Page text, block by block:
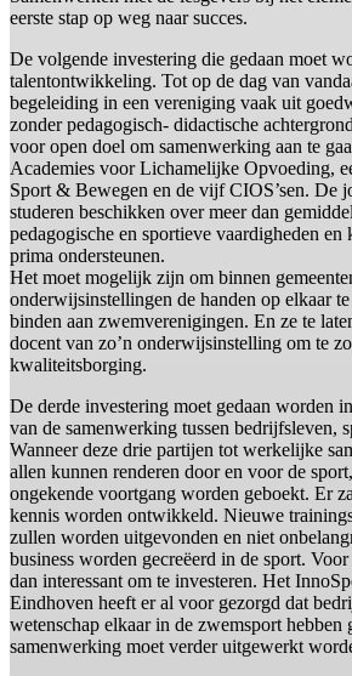
eerste stap op weg naar succes.
De volgende investering die gedaan moet
talentontwikkeling. Tot op de dag van
begeleiding in een vereniging vaak uit
zonder pedagogisch- didactische
voor open doel om samenwerking aan te
Academies voor Lichamelijke Opvoeding,
Sport & Bewegen en de vijf CIOS’sen. De
studeren beschikken over meer dan
pedagogische en sportieve vaardigheden
prima ondersteunen.
Het moet mogelijk zijn om binnen
onderwijsinstellingen de handen op elkaar
binden aan zwemverenigingen. En ze te
docent van zo’n onderwijsinstelling om te
kwaliteitsborging.
De derde investering moet gedaan worden
van de samenwerking tussen bedrijfsleven,
Wanneer deze drie partijen tot werkelijke
allen kunnen renderen door en voor de
ongekende voortgang worden geboekt. Er
kennis worden ontwikkeld. Nieuwe
zullen worden uitgevonden en niet
business worden gecreëerd in de sport.
dan interessant om te investeren. Het
Eindhoven heeft er al voor gezorgd dat
wetenschap elkaar in de zwemsport hebben
samenwerking moet verder uitgewerkt